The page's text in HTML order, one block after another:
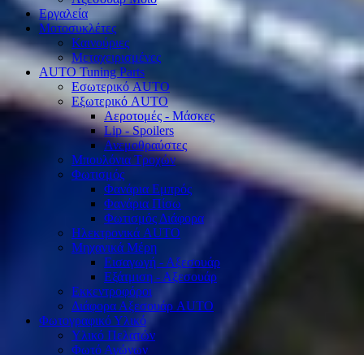
Εργαλεία
Μοτοσυκλέτες
Καινούριες
Μεταχειρισμένες
AUTO Tuning Parts
Εσωτερικό AUTO
Εξωτερικό AUTO
Αεροτομές - Μάσκες
Lip - Spoilers
Ανεμοθραύστες
Μπουλόνια Τροχών
Φωτισμός
Φανάρια Εμπρός
Φανάρια Πίσω
Φωτισμός Διάφορα
Ηλεκτρονικά AUTO
Μηχανικά Μέρη
Εισαγωγή - Αξεσουάρ
Εξάτμιση - Αξεσουάρ
Εκκεντροφόροι
Διάφορα Αξεσουάρ AUTO
Φωτογραφικό Υλικό
Υλικό Πελατών
Φωτό Αγώνων